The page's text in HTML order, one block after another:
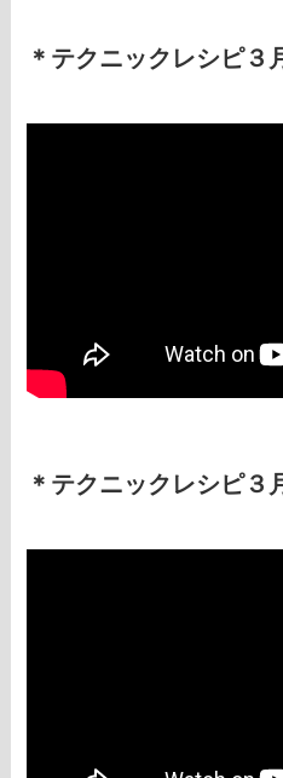
＊テクニックレシピ
＊テクニックレシピ